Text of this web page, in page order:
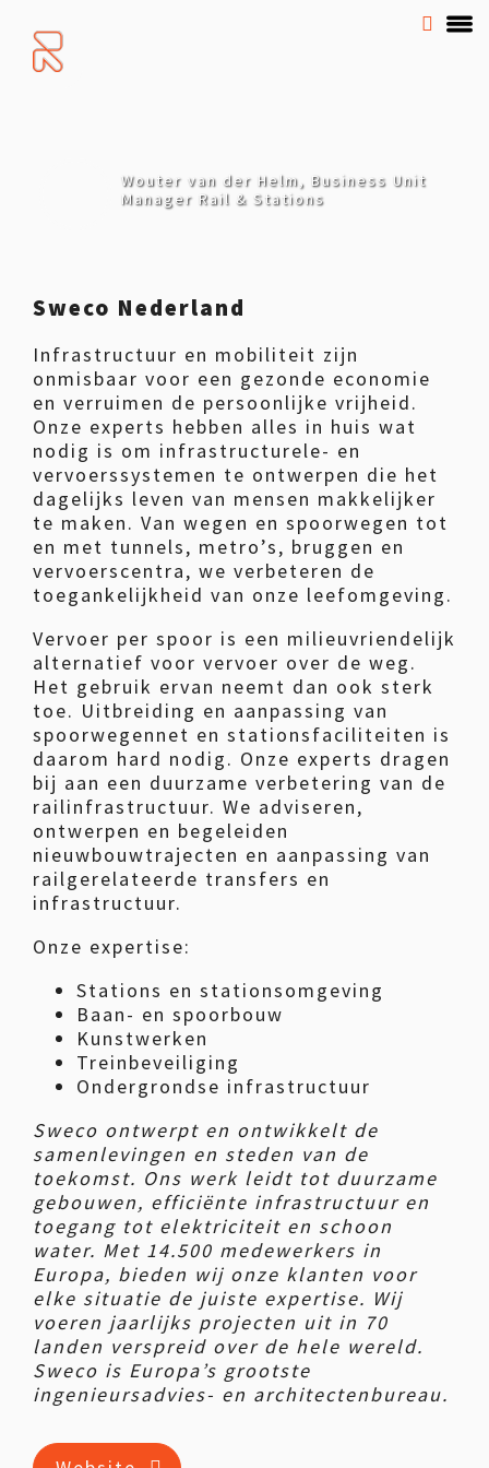
Sweco Nederland
Infrastructuur en mobiliteit zijn
onmisbaar voor een gezonde economie
en verruimen de persoonlijke vrijheid.
Onze experts hebben alles in huis wat
nodig is om infrastructurele- en
vervoerssystemen te ontwerpen die het
dagelijks leven van mensen makkelijker
te maken. Van wegen en spoorwegen tot
en met tunnels, metro’s, bruggen en
vervoerscentra, we verbeteren de
toegankelijkheid van onze leefomgeving.
Vervoer per spoor is een milieuvriendelijk
alternatief voor vervoer over de weg.
Het gebruik ervan neemt dan ook sterk
toe. Uitbreiding en aanpassing van
spoorwegennet en stationsfaciliteiten is
daarom hard nodig. Onze experts dragen
bij aan een duurzame verbetering van de
railinfrastructuur. We adviseren,
ontwerpen en begeleiden
nieuwbouwtrajecten en aanpassing van
railgerelateerde transfers en
infrastructuur.
Onze expertise:
Stations en stationsomgeving
Baan- en spoorbouw
Kunstwerken
Treinbeveiliging
Ondergrondse infrastructuur
Sweco ontwerpt en ontwikkelt de
samenlevingen en steden van de
toekomst. Ons werk leidt tot duurzame
gebouwen, efficiënte infrastructuur en
toegang tot elektriciteit en schoon
water. Met 14.500 medewerkers in
Europa, bieden wij onze klanten voor
elke situatie de juiste expertise. Wij
voeren jaarlijks projecten uit in 70
landen verspreid over de hele wereld.
Sweco is Europa’s grootste
ingenieursadvies- en architectenbureau.
Wouter van der Helm, Business Unit
Manager Rail & Stations